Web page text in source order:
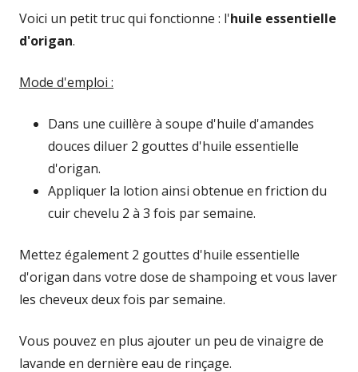
Voici un petit truc qui fonctionne : l'huile essentielle
d'origan.
Mode d'emploi :
Dans une cuillère à soupe d'huile d'amandes
douces diluer 2 gouttes d'huile essentielle
d'origan.
Appliquer la lotion ainsi obtenue en friction du
cuir chevelu 2 à 3 fois par semaine.
Mettez également 2 gouttes d'huile essentielle
d'origan dans votre dose de shampoing et vous laver
les cheveux deux fois par semaine.
Vous pouvez en plus ajouter un peu de vinaigre de
lavande en dernière eau de rinçage.